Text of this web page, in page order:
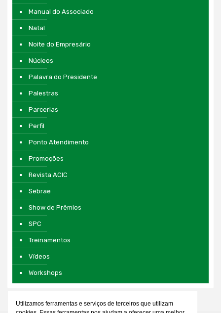
Manual do Associado
Natal
Noite do Empresário
Núcleos
Palavra do Presidente
Palestras
Parcerias
Perfil
Ponto Atendimento
Promoções
Revista ACIC
Sebrae
Show de Prêmios
SPC
Treinamentos
Vídeos
Workshops
Utilizamos ferramentas e serviços de terceiros que utilizam